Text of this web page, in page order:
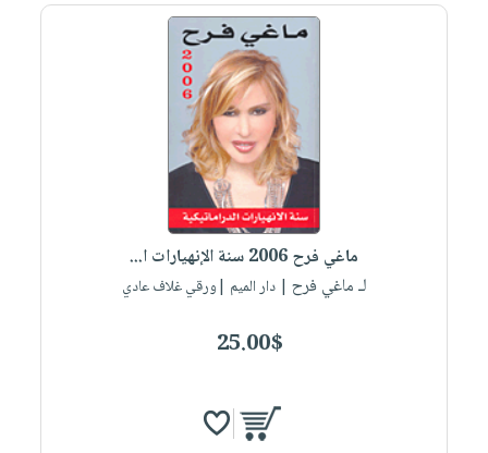
ماغي فرح 2006 سنة الإنهيارات ا...
لـ ماغي فرح | دار الميم |ورقي غلاف عادي
25.00$